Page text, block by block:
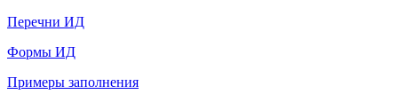
Перечни ИД
Формы ИД
Примеры заполнения